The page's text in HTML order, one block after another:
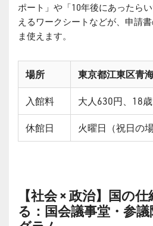
ポート」や「10年後にあったら
えるワークシートなどが、申請
ま使えます。
場所 東京都江東区青
入館料 大人630円、18
休館日 火曜日（祝日の
【社会 × 政治】国の
る：国会議事堂・参